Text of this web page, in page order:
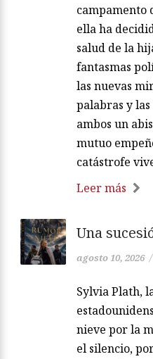
campamento
ella ha
salud de la
fantasmas
las nuevas
palabras y
ambos un
mutuo
catástrofe
Leer más
Una
agosto 10, 2026 /
Sylvia Plath,
nieve por la
el silencio,